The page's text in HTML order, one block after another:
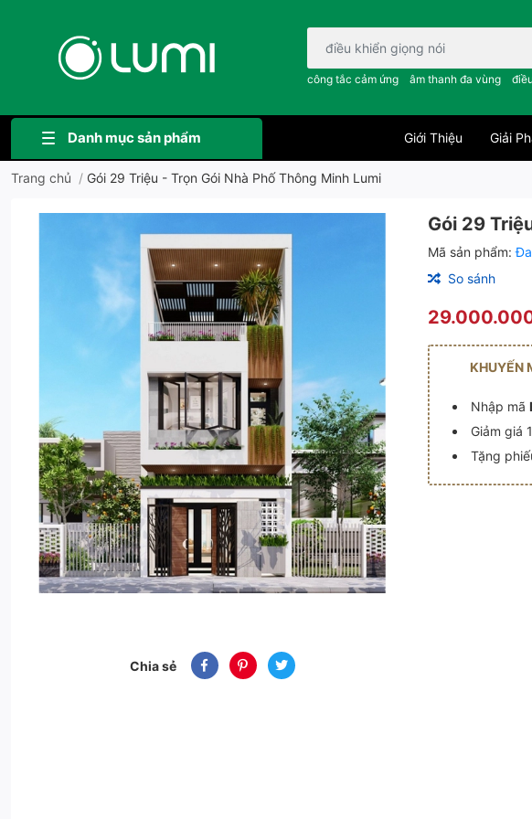
Bạn cần tìm gì..; công tắc cảm
công tắc cảm ứng âm thanh đa vùng
Danh mục sản phẩm Giới Thiệu Giải
Trang chủ / Gói 29 Triệu - Trọn Gói Nhà Phố Thông Minh Lumi
Chia sẻ
Gói 29
Mã sản phẩm:
So sánh
KHUYẾN
Nhập mã
Giảm giá
Tặng